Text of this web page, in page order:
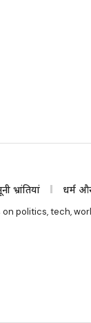
भ्रांतियां धर्म
politics, tech,